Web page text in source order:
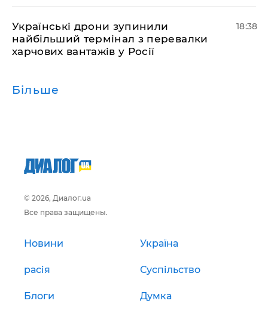
​Українські дрони зупинили
найбільший термінал з перевалки
харчових вантажів у Росії
18:38
Більше
© 2026, Диалог.ua
Все права защищены.
Новини Україна
расія Суспільство
Блоги Думка